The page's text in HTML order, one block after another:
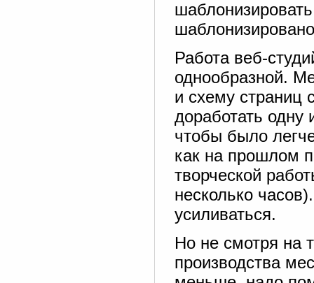
Работа веб-
однообразной.
и схему страниц
доработать одну
чтобы было
как на прошлом
творческой
несколько
усиливаться.
Но не смотря на
производства